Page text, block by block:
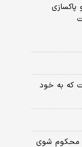
که به خود
محکوم شوی